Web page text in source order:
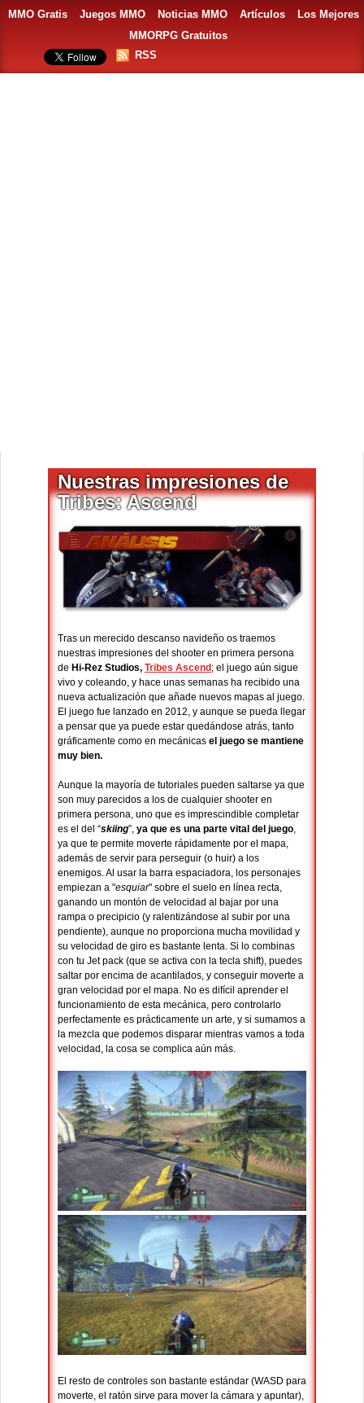
MMO Gratis Juegos MMO Noticias MMO Artículos
Los Mejores
MMORPG Gratuitos
RSS
Nuestras impresiones de
Tribes: Ascend
Tras un merecido descanso navideño os traemos
nuestras impresiones del shooter en primera persona
de Hi-Rez Studios, Tribes Ascend ; el juego aún sigue
vivo y coleando, y hace unas semanas ha recibido una
nueva actualización que añade nuevos mapas al juego.
El juego fue lanzado en 2012, y aunque se pueda llegar
a pensar que ya puede estar quedándose atrás, tanto
gráficamente como en mecánicas el juego se mantiene
muy bien.
Aunque la mayoría de tutoriales pueden saltarse ya que
son muy parecidos a los de cualquier shooter en
primera persona, uno que es imprescindible completar
es el del “skiing”, ya que es una parte vital del juego,
ya que te permite moverte rápidamente por el mapa,
además de servir para perseguir (o huir) a los
enemigos. Al usar la barra espaciadora, los personajes
empiezan a "esquiar" sobre el suelo en línea recta,
ganando un montón de velocidad al bajar por una
rampa o precipicio (y ralentizándose al subir por una
pendiente), aunque no proporciona mucha movilidad y
su velocidad de giro es bastante lenta. Si lo combinas
con tu Jet pack (que se activa con la tecla shift), puedes
saltar por encima de acantilados, y conseguir moverte a
gran velocidad por el mapa. No es difícil aprender el
funcionamiento de esta mecánica, pero controlarlo
perfectamente es prácticamente un arte, y si sumamos a
la mezcla que podemos disparar mientras vamos a toda
velocidad, la cosa se complica aún más.
El resto de controles son bastante estándar (WASD para
moverte, el ratón sirve para mover la cámara y apuntar),